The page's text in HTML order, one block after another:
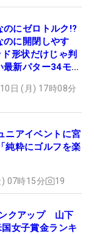
のにゼロトルク!?
のに開閉しやす
形状だけじゃ判
最新パター34モデ
グ2026
日 (月) 17時08分
ニアイベントに宮
純粋にゴルフを楽
07時15分 19
クアップ 山下
女子賞金ランキ